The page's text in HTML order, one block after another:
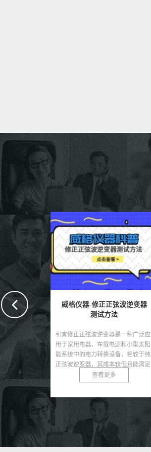
极速测试
行车、电动
部件，因其
威格仪器-修正正弦波逆变器
测试方法
引言修正正弦波逆变器是一种广泛应
用于家用电器、车载电源和小型太阳
能系统中的电力转换设备，相较于纯
正弦波逆变器，其成本较低且能满足
大部分非敏感负载的需求...
查看更多